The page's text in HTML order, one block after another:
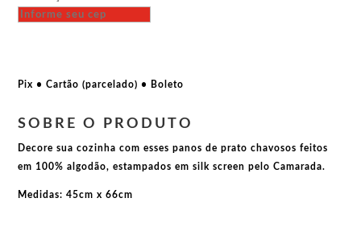
-
Trabalhar
Todos
Pix • Cartão (parcelado) • Boleto
SOBRE O PRODUTO
Decore sua cozinha com esses panos de prato chavosos feitos
em 100% algodão, estampados em silk screen pelo Camarada.
Medidas: 45cm x 66cm